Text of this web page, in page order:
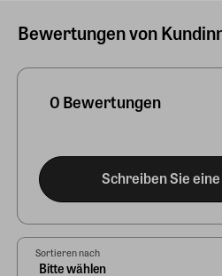
Bewertungen von
0 Bewertungen
Schreiben Sie
Sortieren nach